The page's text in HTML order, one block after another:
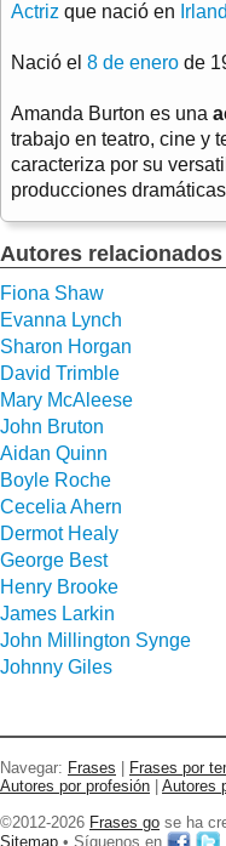
Actriz que nació en
Nació el 8 de enero de
Amanda Burton es una
trabajo en teatro, cine y
caracteriza por su
producciones
Autores relacionados
Fiona Shaw
Evanna Lynch
Sharon Horgan
David Trimble
Mary McAleese
John Bruton
Aidan Quinn
Boyle Roche
Cecelia Ahern
Dermot Healy
George Best
Henry Brooke
James Larkin
John Millington Synge
Johnny Giles
Navegar: Frases Frases por
Autores por profesión
Autores
©2012-2026 Frases go se ha